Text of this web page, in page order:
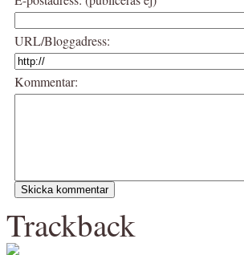
URL/Bloggadress:
Kommentar:
Trackback